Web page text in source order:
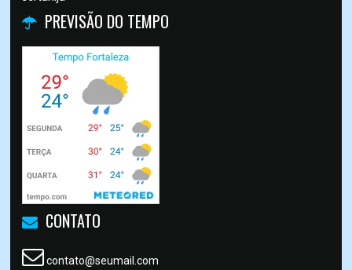
PREVISÃO DO TEMPO
CONTATO
contato@seumail.com